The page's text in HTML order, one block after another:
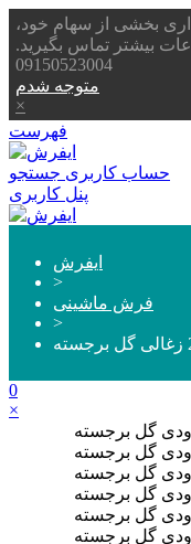
بخشی از سهام خود،
بیشتر تماس بگیرید.
09150523004
متوجه شدم
×
فهرست
حساب کاربری جستجو
پنل کاربری
ایفرش
>
فرش ماشینی
>
0
×